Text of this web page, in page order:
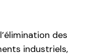
des
industriels,